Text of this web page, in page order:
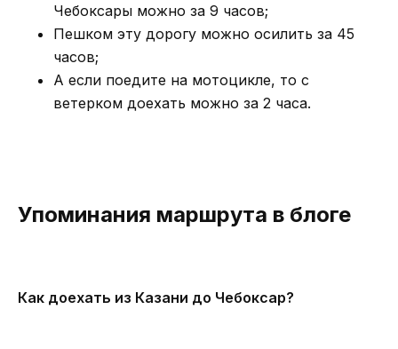
Чебоксары можно за 9 часов;
Пешком эту дорогу можно осилить за 45
часов;
А если поедите на мотоцикле, то с
ветерком доехать можно за 2 часа.
Упоминания маршрута в блоге
Как доехать из Казани до Чебоксар?